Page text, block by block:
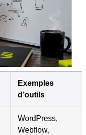
Exemples
d’outils
WordPress,
Webflow,